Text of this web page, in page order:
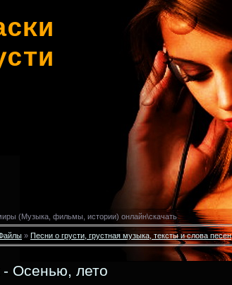
(Музыка, фильмы, истории) онлайн\скачать
» Песни о грусти, грустная музыка, тексты и слова песен
- Осенью, лето